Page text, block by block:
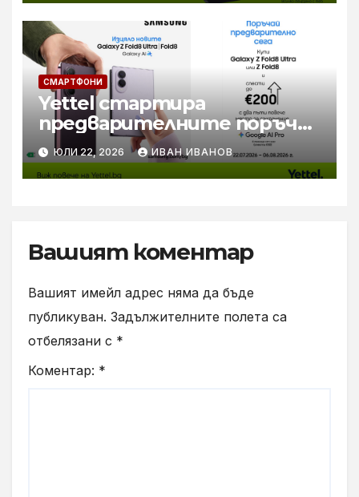
СМАРТФОНИ
Yettel стартира
предварителните поръчки
за новите Samsung Galaxy Z
Flip8, Fold8 и Fold8 Ultra
ЮЛИ 22, 2026 ИВАН ИВАНОВ
Вашият коментар
Вашият имейл адрес няма да бъде
публикуван. Задължителните полета са
отбелязани с *
Коментар: *